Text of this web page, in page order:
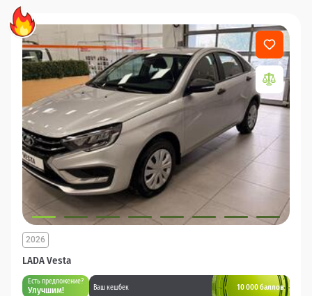
LADA Vesta
2026
Есть предложение?
Улучшим! Ваш кешбек 10 000 баллов